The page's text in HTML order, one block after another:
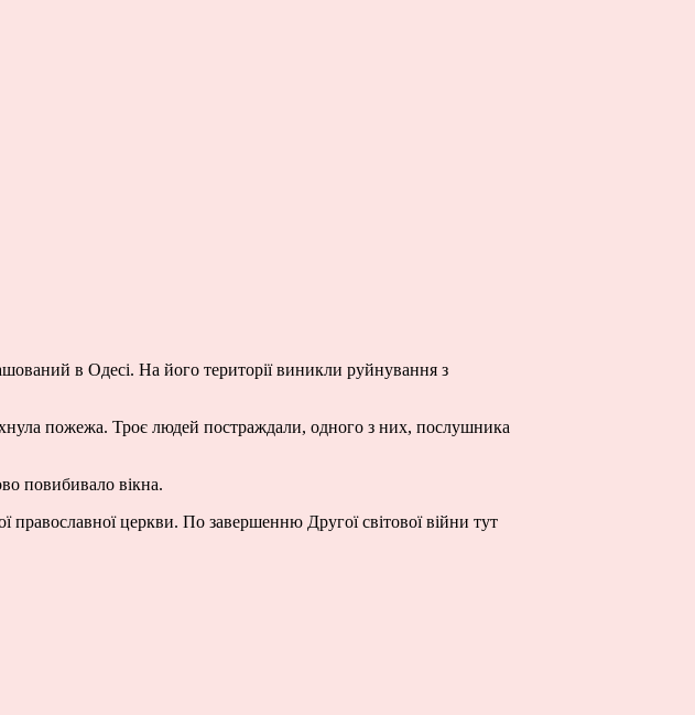
в Одесі. На його території виникли руйнування з
пожежа. Троє людей постраждали, одного з них, послушника
повибивало вікна.
православної церкви. По завершенню Другої світової війни тут